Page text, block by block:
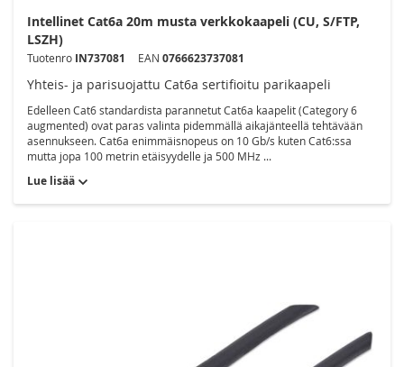
Intellinet Cat6a 20m musta verkkokaapeli (CU, S/FTP,
LSZH)
Tuotenro IN737081 EAN 0766623737081
Yhteis- ja parisuojattu Cat6a sertifioitu parikaapeli
Edelleen Cat6 standardista parannetut Cat6a kaapelit (Category 6
augmented) ovat paras valinta pidemmällä aikajänteellä tehtävään
asennukseen. Cat6a enimmäisnopeus on 10 Gb/s kuten Cat6:ssa
mutta jopa 100 metrin etäisyydelle ja 500 MHz ...
Lue lisää